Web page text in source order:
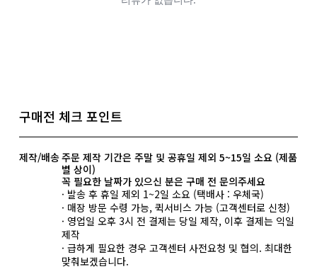
구매전 체크 포인트
제작/배송주문 제작 기간은 주말 및 공휴일 제외 5~15일 소요 (제품
별 상이)
꼭 필요한 날짜가 있으신 분은 구매 전 문의주세요
· 발송 후 휴일 제외 1~2일 소요 (택배사 : 우체국)
· 매장 방문 수령 가능, 퀵서비스 가능 (고객센터로 신청)
· 영업일 오후 3시 전 결제는 당일 제작, 이후 결제는 익일
제작
· 급하게 필요한 경우 고객센터 사전요청 및 협의. 최대한
맞춰보겠습니다.